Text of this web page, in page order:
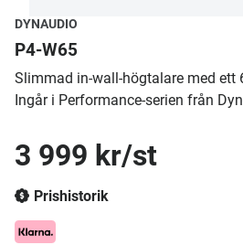
DYNAUDIO
P4-W65
Slimmad in-wall-högtalare med ett
Ingår i Performance-serien från
3 999 kr/st
Prishistorik